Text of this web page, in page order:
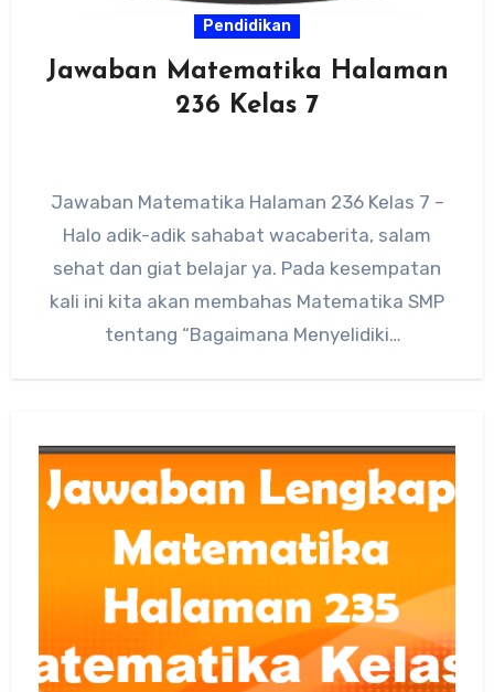
Pendidikan
Jawaban Matematika Halaman
236 Kelas 7
Jawaban Matematika Halaman 236 Kelas 7 –
Halo adik-adik sahabat wacaberita, salam
sehat dan giat belajar ya. Pada kesempatan
kali ini kita akan membahas Matematika SMP
tentang “Bagaimana Menyelidiki